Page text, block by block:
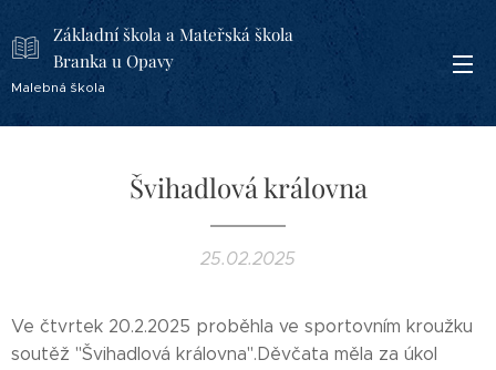
Základní škola a Mateřská škola
Branka u Opavy
Malebná škola
Švihadlová královna
25.02.2025
Ve čtvrtek 20.2.2025 proběhla ve sportovním kroužku
soutěž "Švihadlová královna".Děvčata měla za úkol